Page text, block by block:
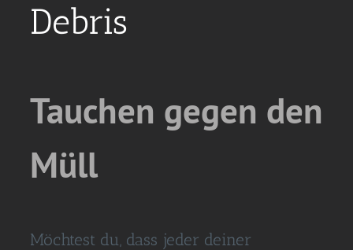
Debris
Tauchen gegen den
Müll
Möchtest du, dass jeder deiner